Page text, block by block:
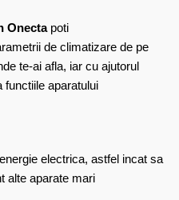
Onectapoti
de climatizare de pe
te-ai afla, iar cu ajutorul
functiile aparatului
electrica, astfel incat sa
alte aparate mari